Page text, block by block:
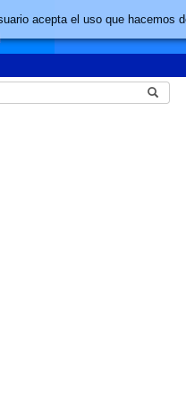
acepta el uso que hacemos